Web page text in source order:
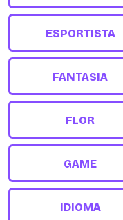
ESPORTISTA
FANTASIA
FLOR
GAME
IDIOMA